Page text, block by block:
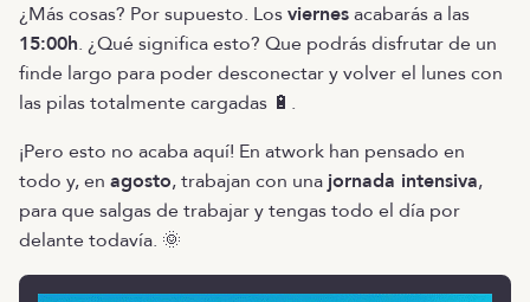
¿Más cosas? Por supuesto. Losviernesacabarás a las
15:00h. ¿Qué significa esto? Que podrás disfrutar de un
finde largo para poder desconectar y volver el lunes con
las pilas totalmente cargadas 🔋.
¡Pero esto no acaba aquí! En atwork han pensado en
todo y, en agosto, trabajan con una jornada intensiva,
para que salgas de trabajar y tengas todo el día por
delante todavía. 🌞